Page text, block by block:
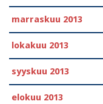
marraskuu 2013
lokakuu 2013
syyskuu 2013
elokuu 2013